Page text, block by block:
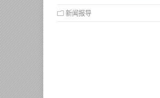
新闻报导